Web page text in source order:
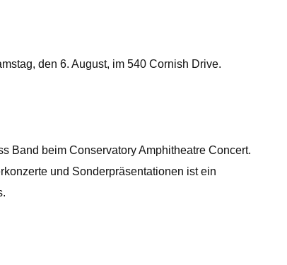
den 6. August, im 540 Cornish Drive.
Band beim Conservatory Amphitheatre Concert.
und Sonderpräsentationen ist ein